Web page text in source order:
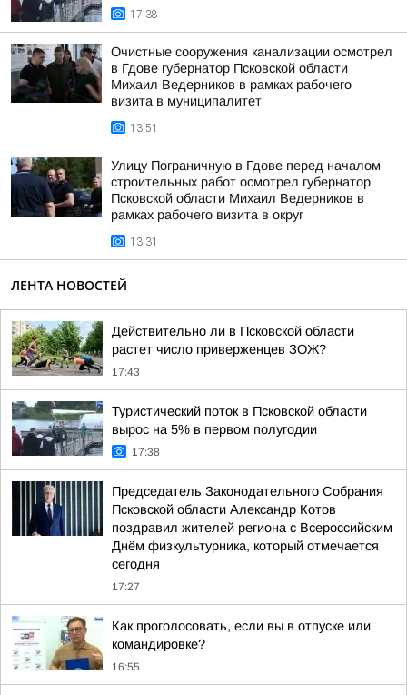
17:38
Очистные сооружения канализации осмотрел
в Гдове губернатор Псковской области
Михаил Ведерников в рамках рабочего
визита в муниципалитет
13:51
Улицу Пограничную в Гдове перед началом
строительных работ осмотрел губернатор
Псковской области Михаил Ведерников в
рамках рабочего визита в округ
13:31
ЛЕНТА НОВОСТЕЙ
Действительно ли в Псковской области
растет число приверженцев ЗОЖ?
17:43
Туристический поток в Псковской области
вырос на 5% в первом полугодии
17:38
Председатель Законодательного Собрания
Псковской области Александр Котов
поздравил жителей региона с Всероссийским
Днём физкультурника, который отмечается
сегодня
17:27
Как проголосовать, если вы в отпуске или
командировке?
16:55